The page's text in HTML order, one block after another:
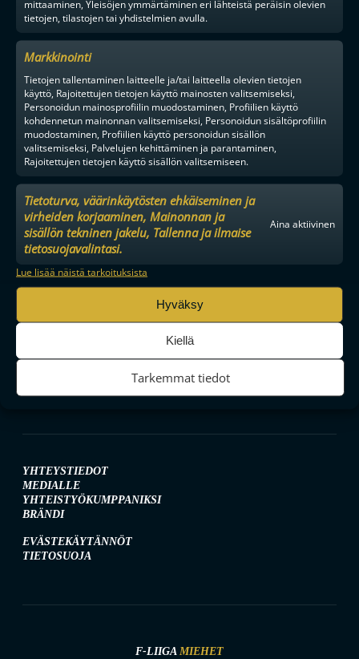
mittaaminen, Yleisöjen ymmärtäminen eri lähteistä peräisin olevien
tietojen, tilastojen tai yhdistelmien avulla.
Markkinointi
Tietojen tallentaminen laitteelle ja/tai laitteella olevien tietojen
käyttö, Rajoitettujen tietojen käyttö mainosten valitsemiseksi,
Personoidun mainosprofiilin muodostaminen, Profiilien käyttö
kohdennetun mainonnan valitsemiseksi, Personoidun sisältöprofiilin
muodostaminen, Profiilien käyttö personoidun sisällön
valitsemiseksi, Palvelujen kehittäminen ja parantaminen,
Rajoitettujen tietojen käyttö sisällön valitsemiseen.
Tietoturva, väärinkäytösten ehkäiseminen ja
virheiden korjaaminen, Mainonnan ja
sisällön tekninen jakelu, Tallenna ja ilmaise
tietosuojavalintasi.
Aina aktiivinen
Lue lisää näistä tarkoituksista
Hyväksy
Kiellä
Tarkemmat tiedot
MAAILMAN VIIHDYTTÄVINTÄ SALIBANDYA
SEURAA MEITÄ SOMESSA
YHTEYSTIEDOT
MEDIALLE
YHTEISTYÖKUMPPANIKSI
BRÄNDI
EVÄSTEKÄYTÄNNÖT
TIETOSUOJA
F-LIIGA MIEHET